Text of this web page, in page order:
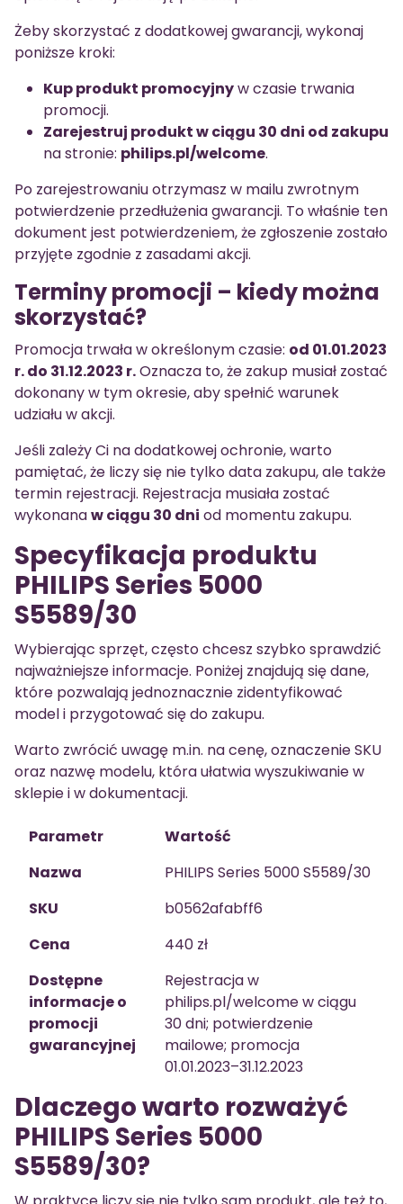
Żeby skorzystać z dodatkowej gwarancji, wykonaj
poniższe kroki:
Kup produkt promocyjnyw czasie trwania
promocji.
Zarejestruj produkt w ciągu 30 dni od zakupu
na stronie: philips.pl/welcome.
Po zarejestrowaniu otrzymasz w mailu zwrotnym
potwierdzenie przedłużenia gwarancji. To właśnie ten
dokument jest potwierdzeniem, że zgłoszenie zostało
przyjęte zgodnie z zasadami akcji.
Terminy promocji – kiedy można
skorzystać?
Promocja trwała w określonym czasie: od 01.01.2023
r. do 31.12.2023 r.Oznacza to, że zakup musiał zostać
dokonany w tym okresie, aby spełnić warunek
udziału w akcji.
Jeśli zależy Ci na dodatkowej ochronie, warto
pamiętać, że liczy się nie tylko data zakupu, ale także
termin rejestracji. Rejestracja musiała zostać
wykonanaw ciągu 30 dni od momentu zakupu.
Specyfikacja produktu
PHILIPS Series 5000
S5589/30
Wybierając sprzęt, często chcesz szybko sprawdzić
najważniejsze informacje. Poniżej znajdują się dane,
które pozwalają jednoznacznie zidentyfikować
model i przygotować się do zakupu.
Warto zwrócić uwagę m.in. na cenę, oznaczenie SKU
oraz nazwę modelu, która ułatwia wyszukiwanie w
sklepie i w dokumentacji.
Parametr
Wartość
Nazwa
PHILIPS Series 5000 S5589/30
SKU
b0562afabff6
Cena
440 zł
Dostępne
informacje o
promocji
gwarancyjnej
Rejestracja w
philips.pl/welcome w ciągu
30 dni; potwierdzenie
mailowe; promocja
01.01.2023–31.12.2023
Dlaczego warto rozważyć
PHILIPS Series 5000
S5589/30?